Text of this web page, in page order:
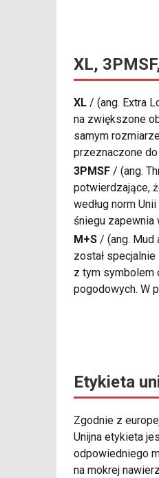
XL,
XL / (ang. Extra
na zwiększone
samym
przeznaczone
3PMSF / (ang.
potwierdzające,
według norm
śniegu zapewnia
M+S / (ang. Mud
został
z tym symbolem
pogodowych. W
Etykieta
Zgodnie z
Unijna etykieta
odpowiedniego
na mokrej